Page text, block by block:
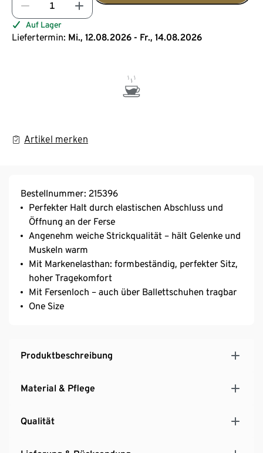
Auf Lager
Liefertermin: Mi., 12.08.2026 - Fr., 14.08.2026
Artikel merken
Bestellnummer: 215396
Perfekter Halt durch elastischen Abschluss und
Öffnung an der Ferse
Angenehm weiche Strickqualität – hält Gelenke und
Muskeln warm
Mit Markenelasthan: formbeständig, perfekter Sitz,
hoher Tragekomfort
Mit Fersenloch – auch über Ballettschuhen tragbar
One Size
Produktbeschreibung
Material & Pflege
Qualität